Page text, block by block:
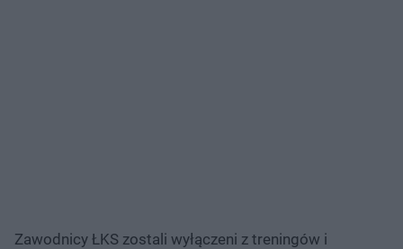
Zawodnicy ŁKS zostali wyłączeni z treningów i